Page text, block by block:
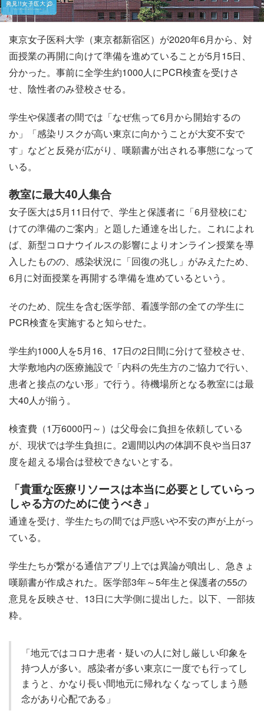
東京女子医科大学（東京都新宿区）が2020年6月から、対
面授業の再開に向けて準備を進めていることが5月15日、
分かった。事前に全学生約1000人にPCR検査を受けさ
せ、陰性者のみ登校させる。
学生や保護者の間では「なぜ焦って6月から開始するの
か」「感染リスクが高い東京に向かうことが大変不安で
す」などと反発が広がり、嘆願書が出される事態になって
いる。
教室に最大40人集合
女子医大は5月11日付で、学生と保護者に「6月登校にむ
けての準備のご案内」と題した通達を出した。これによれ
ば、新型コロナウイルスの影響によりオンライン授業を導
入したものの、感染状況に「回復の兆し」がみえたため、
6月に対面授業を再開する準備を進めているという。
そのため、院生を含む医学部、看護学部の全ての学生に
PCR検査を実施すると知らせた。
学生約1000人を5月16、17日の2日間に分けて登校させ、
大学敷地内の医療施設で「内科の先生方のご協力で行い、
患者と接点のない形」で行う。待機場所となる教室には最
大40人が揃う。
検査費（1万6000円～）は父母会に負担を依頼している
が、現状では学生負担に。2週間以内の体調不良や当日37
度を超える場合は登校できないとする。
「貴重な医療リソースは本当に必要としていらっ
しゃる方のために使うべき」
通達を受け、学生たちの間では戸惑いや不安の声が上がっ
ている。
学生たちが繋がる通信アプリ上では異論が噴出し、急きょ
嘆願書が作成された。医学部3年～5年生と保護者の55の
意見を反映させ、13日に大学側に提出した。以下、一部抜
粋。
「地元ではコロナ患者・疑いの人に対し厳しい印象を
持つ人が多い。感染者が多い東京に一度でも行ってし
まうと、かなり長い間地元に帰れなくなってしまう懸
念があり心配である」